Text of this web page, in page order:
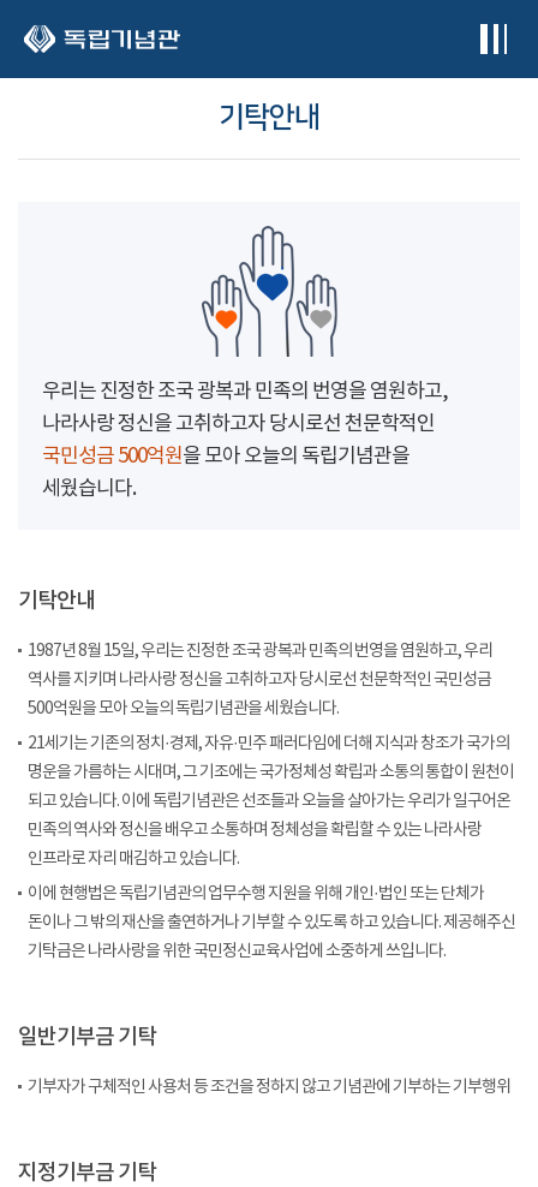
기탁안내
우리는 진정한 조국 광복과 민족의 번영을 염원하고,
나라사랑 정신을 고취하고자 당시로선 천문학적인
국민성금 500억원을 모아 오늘의 독립기념관을
세웠습니다.
기탁안내
1987년 8월 15일, 우리는 진정한 조국 광복과 민족의 번영을 염원하고, 우리
역사를 지키며 나라사랑 정신을 고취하고자 당시로선 천문학적인 국민성금
500억원을 모아 오늘의 독립기념관을 세웠습니다.
21세기는 기존의 정치·경제, 자유·민주 패러다임에 더해 지식과 창조가 국가의
명운을 가름하는 시대며, 그 기조에는 국가정체성 확립과 소통의 통합이 원천이
되고 있습니다. 이에 독립기념관은 선조들과 오늘을 살아가는 우리가 일구어온
민족의 역사와 정신을 배우고 소통하며 정체성을 확립할 수 있는 나라사랑
인프라로 자리 매김하고 있습니다.
이에 현행법은 독립기념관의 업무수행 지원을 위해 개인·법인 또는 단체가
돈이나 그 밖의 재산을 출연하거나 기부할 수 있도록 하고 있습니다. 제공해주신
기탁금은 나라사랑을 위한 국민정신교육사업에 소중하게 쓰입니다.
일반기부금 기탁
기부자가 구체적인 사용처 등 조건을 정하지 않고 기념관에 기부하는 기부행위
지정기부금 기탁